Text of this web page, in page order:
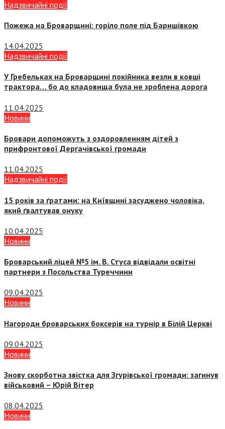
Надзвичайні події
Пожежа на Броварщині: горіло поле під Баришівкою
14.04.2025
Надзвичайні події
У Гребельках на Броварщині покійника везли в ковші
трактора… бо до кладовища була не зроблена дорога
11.04.2025
Новини
Бровари допоможуть з оздоровленням дітей з
прифронтової Дергачівської громади
11.04.2025
Надзвичайні події
15 років за ґратами: на Київщині засуджено чоловіка,
який ґвалтував онуку
10.04.2025
Новини
Броварський ліцей №5 ім. В. Стуса відвідали освітні
партнери з Посольства Туреччини
09.04.2025
Новини
Нагороди броварських боксерів на турнір в Білій Церкві
09.04.2025
Новини
Знову скорботна звістка для Згурівської громади: загинув
військовий – Юрій Вітер
08.04.2025
Новини